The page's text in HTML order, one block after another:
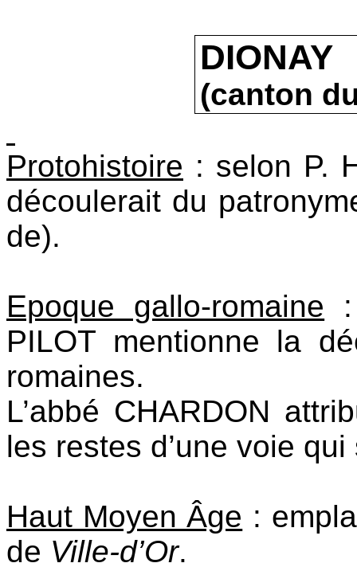
(canton
Protohistoire : selon P.
découlerait du
de).
Epoque gallo-romaine
PILOT mentionne la
romaines.
L’abbé CHARDON
les restes d’une voie
Haut Moyen Âge :
de Ville-d’Or.